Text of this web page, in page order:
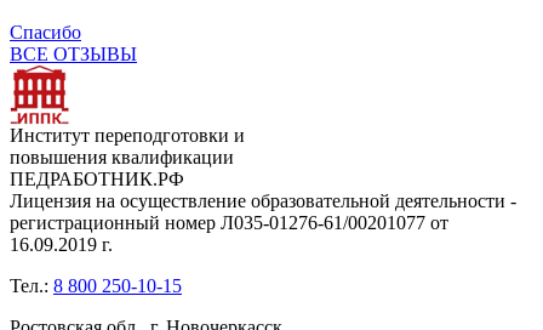
Спасибо
ВСЕ ОТЗЫВЫ
Институт переподготовки и
повышения квалификации
ПЕДРАБОТНИК.РФ
Лицензия на осуществление образовательной деятельности -
регистрационный номер Л035-01276-61/00201077 от
16.09.2019 г.
Тел.: 8 800 250-10-15